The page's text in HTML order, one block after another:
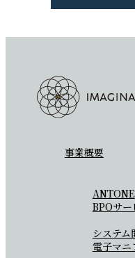
事業概要
ANTONE
BPOサー
システム
電子マニ